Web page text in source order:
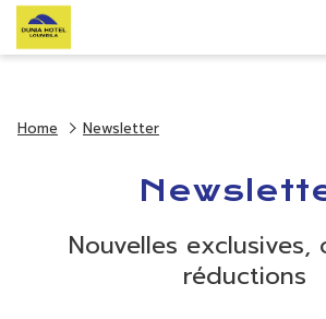
Home Newsletter
Nouvelles
réductions